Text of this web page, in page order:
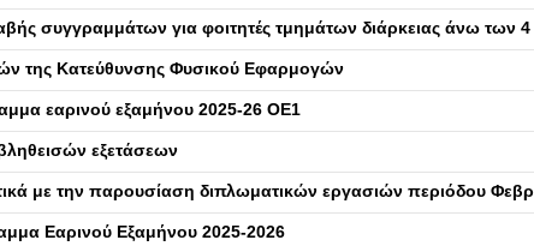
συγγραμμάτων για φοιτητές τμημάτων διάρκειας άνω των
της Κατεύθυνσης Φυσικού Εφαρμογών
εαρινού εξαμήνου 2025-26 ΟΕ1
εξετάσεων
με την παρουσίαση διπλωματικών εργασιών περιόδου
Εαρινού Εξαμήνου 2025-2026